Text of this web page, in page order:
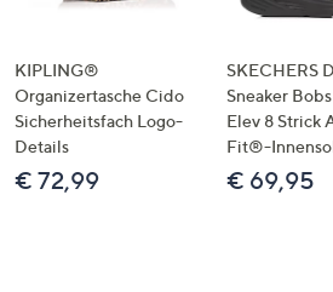
KIPLING®
Organizertasche Cido
Sicherheitsfach Logo-
Details
€ 72,99
SKECHERS
Sneaker
Elev 8 Strick
Fit®-
€ 69,95